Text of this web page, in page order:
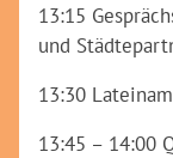
13:15
und
13:30
13:45 – 14:00